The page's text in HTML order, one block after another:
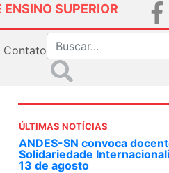
SUPERIOR
Contato
ÚLTIMAS NOTÍCIAS
ANDES-SN convoca
Solidariedade
13 de agosto